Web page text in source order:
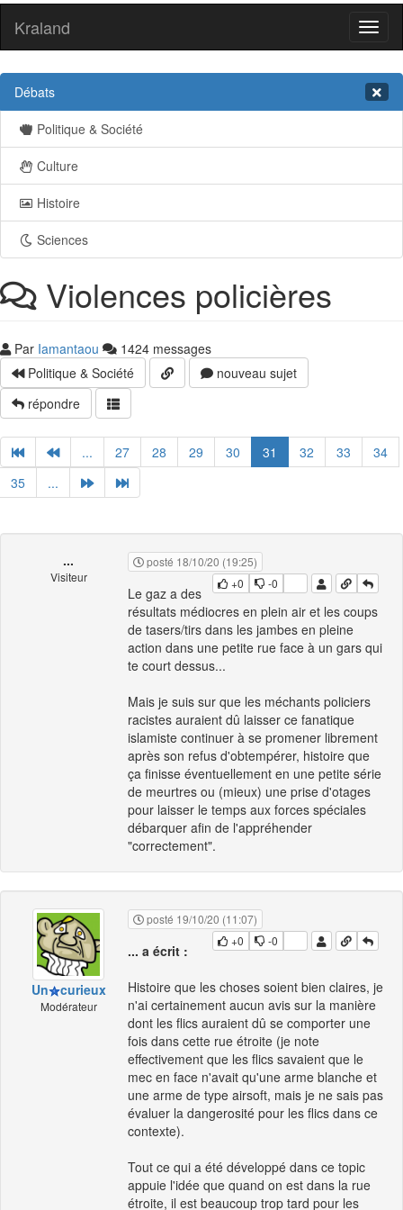
Kraland
Débats
Politique & Société
Culture
Histoire
Sciences
Violences policières
Par Iamantaou
1424 messages
Politique & Société
nouveau sujet
répondre
... 27 28 29 30 31 32 33
34
35
...
...
Visiteur
posté 18/10/20 (19:25)
+0
-0
Le gaz a des
résultats médiocres en plein air et les coups
de tasers/tirs dans les jambes en pleine
action dans une petite rue face à un gars qui
te court dessus...
Mais je suis sur que les méchants policiers
racistes auraient dû laisser ce fanatique
islamiste continuer à se promener librement
après son refus d'obtempérer, histoire que
ça finisse éventuellement en une petite série
de meurtres ou (mieux) une prise d'otages
pour laisser le temps aux forces spéciales
débarquer afin de l'appréhender
"correctement".
Un curieux
Modérateur
posté 19/10/20 (11:07)
+0
-0
... a écrit :
Histoire que les choses soient bien claires, je
n'ai certainement aucun avis sur la manière
dont les flics auraient dû se comporter une
fois dans cette rue étroite (je note
effectivement que les flics savaient que le
mec en face n'avait qu'une arme blanche et
une arme de type airsoft, mais je ne sais pas
évaluer la dangerosité pour les flics dans ce
contexte).
Tout ce qui a été développé dans ce topic
appuie l'idée que quand on est dans la rue
étroite, il est beaucoup trop tard pour les